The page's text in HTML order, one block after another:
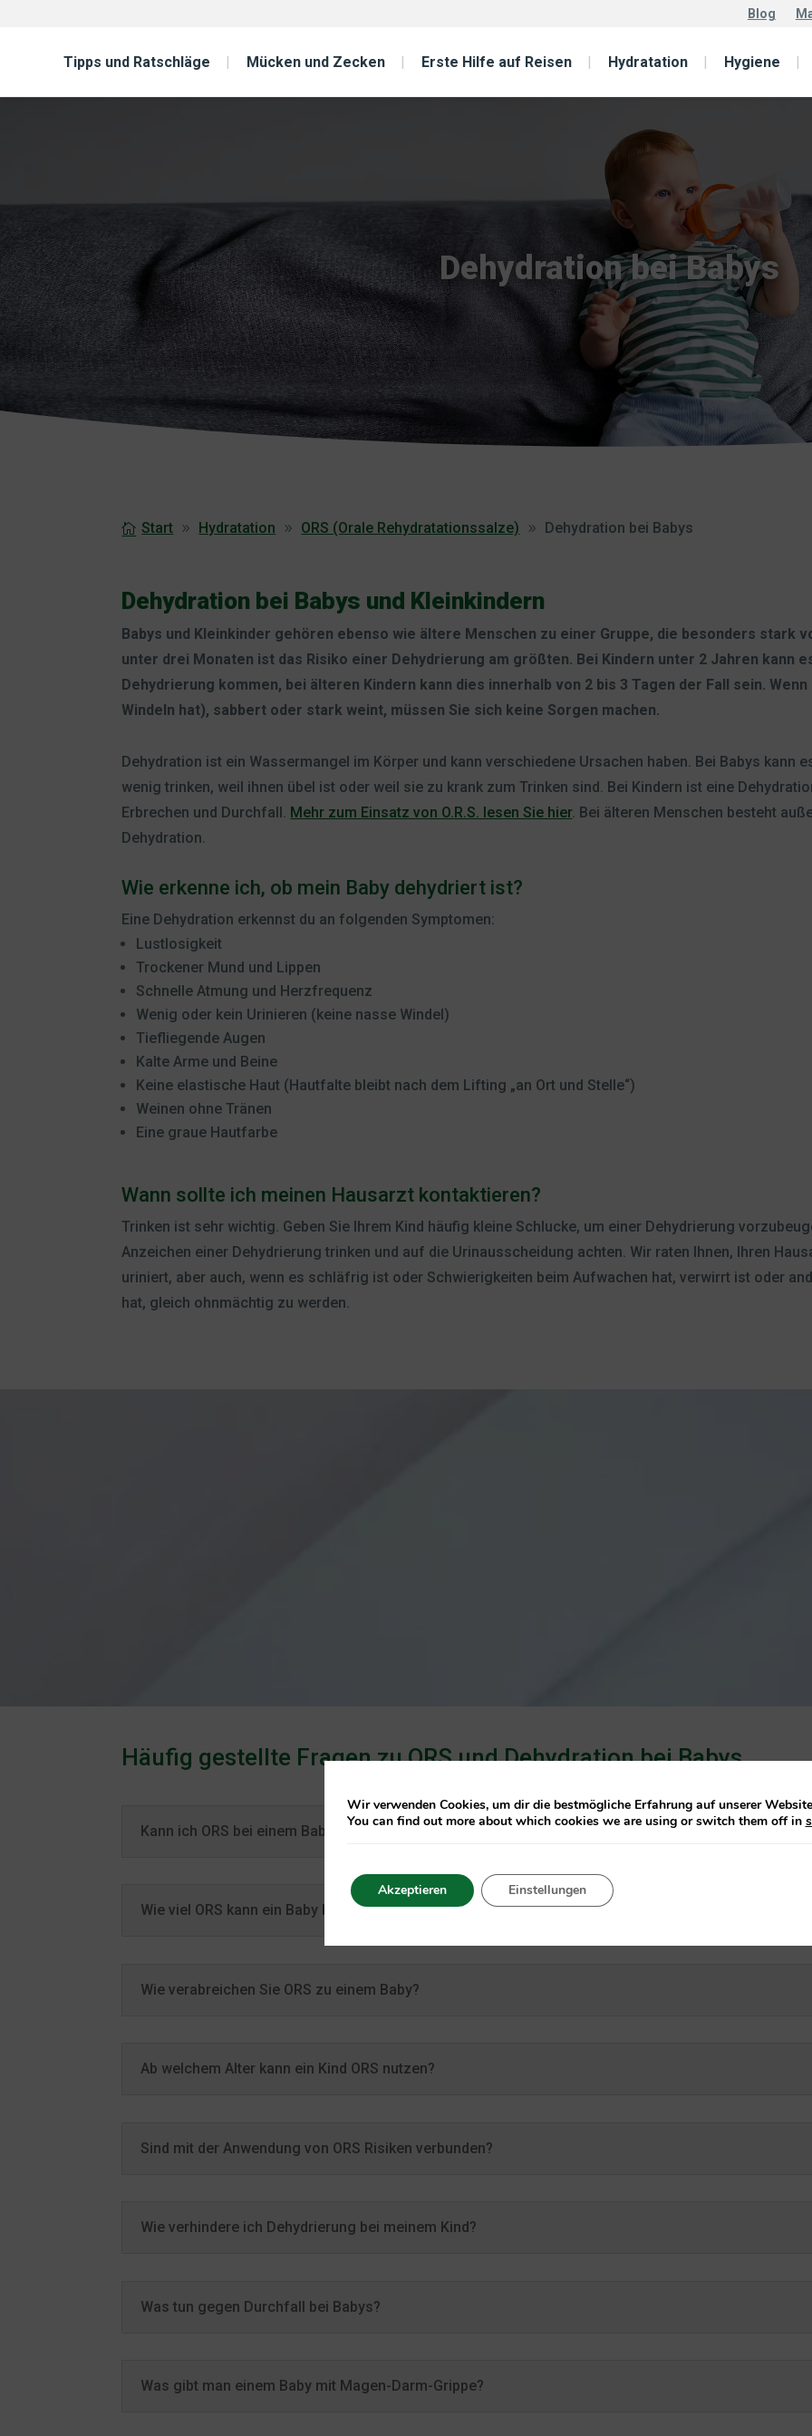
Blog
Tipps und Ratschläge Mücken und Zecken Erste Hilfe auf Reisen Hydratation Hygiene
Dehydration bei Babys
Start Hydratation ORS (Orale Rehydratationssalze) Dehydration bei Babys
Dehydration bei Babys und Kleinkindern
Babys und Kleinkinder gehören ebenso wie ältere Menschen zu einer Gruppe, die besonders stark
unter drei Monaten ist das Risiko einer Dehydrierung am größten. Bei Kindern unter 2 Jahren kann
Dehydrierung kommen, bei älteren Kindern kann dies innerhalb von 2 bis 3 Tagen der Fall sein.
Windeln hat), sabbert oder stark weint, müssen Sie sich keine Sorgen machen.
Dehydration ist ein Wassermangel im Körper und kann verschiedene Ursachen haben. Bei Babys kann
wenig trinken, weil ihnen übel ist oder weil sie zu krank zum Trinken sind. Bei Kindern ist eine
Erbrechen und Durchfall. Mehr zum Einsatz von O.R.S. lesen Sie hier. Bei älteren Menschen besteht
Dehydration.
Wie erkenne ich, ob mein Baby dehydriert ist?
Eine Dehydration erkennst du an folgenden Symptomen:
Lustlosigkeit
Trockener Mund und Lippen
Schnelle Atmung und Herzfrequenz
Wenig oder kein Urinieren (keine nasse Windel)
Tiefliegende Augen
Kalte Arme und Beine
Keine elastische Haut (Hautfalte bleibt nach dem Lifting „an Ort und Stelle“)
Weinen ohne Tränen
Eine graue Hautfarbe
Wann sollte ich meinen Hausarzt kontaktieren?
Trinken ist sehr wichtig. Geben Sie Ihrem Kind häufig kleine Schlucke, um einer Dehydrierung
Anzeichen einer Dehydrierung trinken und auf die Urinausscheidung achten. Wir raten Ihnen, Ihren
uriniert, aber auch, wenn es schläfrig ist oder Schwierigkeiten beim Aufwachen hat, verwirrt ist oder
hat, gleich ohnmächtig zu werden.
Häufig gestellte Fragen zu ORS und Dehydration bei Babys
Kann ich ORS bei einem Baby anwenden?
Wie viel ORS kann ein Baby bekommen?
Wie verabreichen Sie ORS zu einem Baby?
Ab welchem Alter kann ein Kind ORS nutzen?
Sind mit der Anwendung von ORS Risiken verbunden?
Wie verhindere ich Dehydrierung bei meinem Kind?
Was tun gegen Durchfall bei Babys?
Was gibt man einem Baby mit Magen-Darm-Grippe?
Wir verwenden Cookies, um dir die bestmögliche Erfahrung auf unserer
You can find out more about which cookies we are using or switch them off in
Akzeptieren Einstellungen